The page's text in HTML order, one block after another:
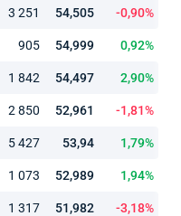
3 251 54,505 -0,90%
905 54,999 0,92%
1 842 54,497 2,90%
2 850 52,961 -1,81%
5 427 53,94 1,79%
1 073 52,989 1,94%
1 317 51,982 -3,18%